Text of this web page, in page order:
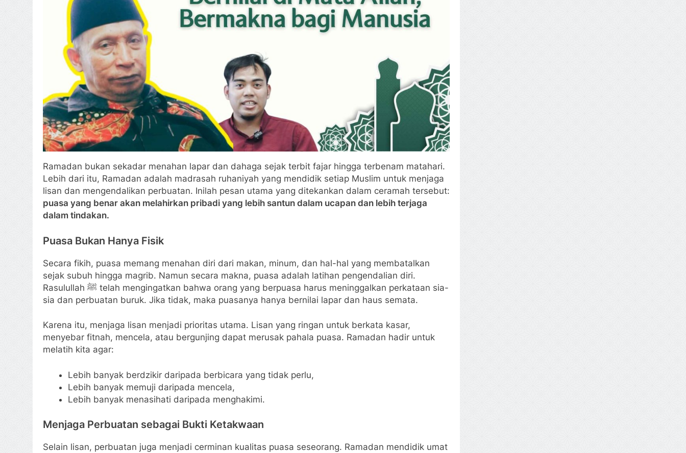
Ramadan bukan sekadar menahan lapar dan dahaga sejak terbit fajar hingga terbenam matahari.
Lebih dari itu, Ramadan adalah madrasah ruhaniyah yang mendidik setiap Muslim untuk menjaga
lisan dan mengendalikan perbuatan. Inilah pesan utama yang ditekankan dalam ceramah tersebut:
puasa yang benar akan melahirkan pribadi yang lebih santun dalam ucapan dan lebih terjaga
dalam tindakan.
Puasa Bukan Hanya Fisik
Secara fikih, puasa memang menahan diri dari makan, minum, dan hal-hal yang membatalkan
sejak subuh hingga magrib. Namun secara makna, puasa adalah latihan pengendalian diri.
Rasulullah ﷺ telah mengingatkan bahwa orang yang berpuasa harus meninggalkan perkataan sia-
sia dan perbuatan buruk. Jika tidak, maka puasanya hanya bernilai lapar dan haus semata.
Karena itu, menjaga lisan menjadi prioritas utama. Lisan yang ringan untuk berkata kasar,
menyebar fitnah, mencela, atau bergunjing dapat merusak pahala puasa. Ramadan hadir untuk
melatih kita agar:
Lebih banyak berdzikir daripada berbicara yang tidak perlu,
Lebih banyak memuji daripada mencela,
Lebih banyak menasihati daripada menghakimi.
Menjaga Perbuatan sebagai Bukti Ketakwaan
Selain lisan, perbuatan juga menjadi cerminan kualitas puasa seseorang. Ramadan mendidik umat